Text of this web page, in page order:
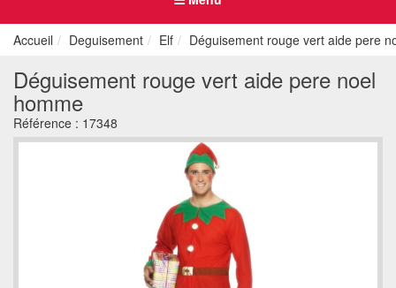
Accueil Deguisement Elf Déguisement rouge vert aide pere
Déguisement rouge vert aide pere noel
homme
Référence : 17348